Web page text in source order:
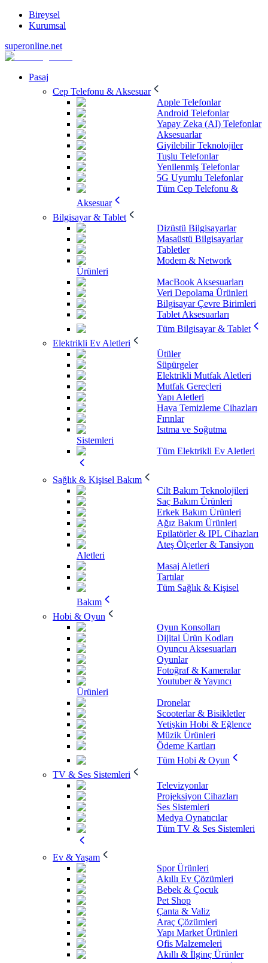
Bireysel
Kurumsal
superonline.net
Pasaj
Cep Telefonu & Aksesuar
Apple Telefonlar
Android Telefonlar
Yapay Zeka (AI) Telefonlar
Aksesuarlar
Giyilebilir Teknolojiler
Tuşlu Telefonlar
Yenilenmiş Telefonlar
5G Uyumlu Telefonlar
Tüm Cep Telefonu &
Aksesuar
Bilgisayar & Tablet
Dizüstü Bilgisayarlar
Masaüstü Bilgisayarlar
Tabletler
Modem & Network
Ürünleri
MacBook Aksesuarları
Veri Depolama Ürünleri
Bilgisayar Çevre Birimleri
Tablet Aksesuarları
Tüm Bilgisayar & Tablet
Elektrikli Ev Aletleri
Ütüler
Süpürgeler
Elektrikli Mutfak Aletleri
Mutfak Gereçleri
Yapı Aletleri
Hava Temizleme Cihazları
Fırınlar
Isıtma ve Soğutma
Sistemleri
Tüm Elektrikli Ev Aletleri
Sağlık & Kişisel Bakım
Cilt Bakım Teknolojileri
Saç Bakım Ürünleri
Erkek Bakım Ürünleri
Ağız Bakım Ürünleri
Epilatörler & IPL Cihazları
Ateş Ölçerler & Tansiyon
Aletleri
Masaj Aletleri
Tartılar
Tüm Sağlık & Kişisel
Bakım
Hobi & Oyun
Oyun Konsolları
Dijital Ürün Kodları
Oyuncu Aksesuarları
Oyunlar
Fotoğraf & Kameralar
Youtuber & Yayıncı
Ürünleri
Dronelar
Scooterlar & Bisikletler
Yetişkin Hobi & Eğlence
Müzik Ürünleri
Ödeme Kartları
Tüm Hobi & Oyun
TV & Ses Sistemleri
Televizyonlar
Projeksiyon Cihazları
Ses Sistemleri
Medya Oynatıcılar
Tüm TV & Ses Sistemleri
Ev & Yaşam
Spor Ürünleri
Akıllı Ev Çözümleri
Bebek & Çocuk
Pet Shop
Çanta & Valiz
Araç Çözümleri
Yapı Market Ürünleri
Ofis Malzemeleri
Akıllı & İlginç Ürünler